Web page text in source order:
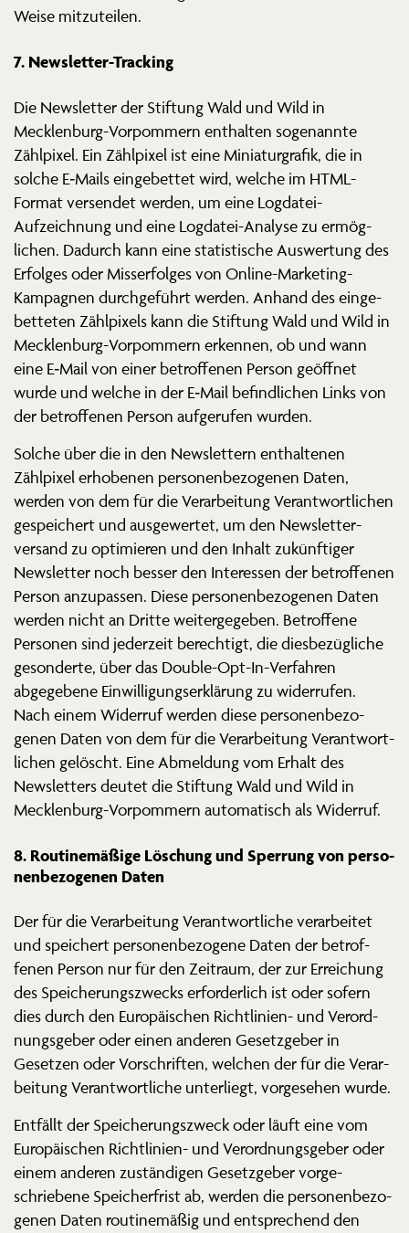
Weise mitzuteilen.
7. Newsletter-Tracking
Die Newsletter der Stiftung Wald und Wild in
Mecklenburg-Vorpommern enthalten sogenannte
Zählpixel. Ein Zählpixel ist eine Minia­tur­grafik, die in
solche E‑Mails einge­bettet wird, welche im HTML-
Format versendet werden, um eine Logdatei-
Aufzeichnung und eine Logdatei-Analyse zu ermög­
lichen. Dadurch kann eine statis­tische Auswertung des
Erfolges oder Misserfolges von Online-Marketing-
Kampagnen durch­ge­führt werden. Anhand des einge­
bet­teten Zählpixels kann die Stiftung Wald und Wild in
Mecklenburg-Vorpommern erkennen, ob und wann
eine E‑Mail von einer betrof­fenen Person geöffnet
wurde und welche in der E‑Mail befind­lichen Links von
der betrof­fenen Person aufge­rufen wurden.
Solche über die in den Newslettern enthal­tenen
Zählpixel erhobenen perso­nen­be­zo­genen Daten,
werden von dem für die Verar­beitung Verant­wort­lichen
gespei­chert und ausge­wertet, um den Newslet­ter­
versand zu optimieren und den Inhalt zukünf­tiger
Newsletter noch besser den Inter­essen der betrof­fenen
Person anzupassen. Diese perso­nen­be­zo­genen Daten
werden nicht an Dritte weiter­ge­geben. Betroffene
Personen sind jederzeit berechtigt, die diesbe­züg­liche
geson­derte, über das Double-Opt-In-Verfahren
abgegebene Einwil­li­gungs­er­klärung zu wider­rufen.
Nach einem Widerruf werden diese perso­nen­be­zo­
genen Daten von dem für die Verar­beitung Verant­wort­
lichen gelöscht. Eine Abmeldung vom Erhalt des
Newsletters deutet die Stiftung Wald und Wild in
Mecklenburg-Vorpommern automa­tisch als Widerruf.
8. Routi­ne­mäßige Löschung und Sperrung von perso­
nen­be­zo­genen Daten
Der für die Verar­beitung Verant­wort­liche verar­beitet
und speichert perso­nen­be­zogene Daten der betrof­
fenen Person nur für den Zeitraum, der zur Errei­chung
des Speiche­rungs­zwecks erfor­derlich ist oder sofern
dies durch den Europäi­schen Richt­linien- und Verord­
nungs­geber oder einen anderen Gesetz­geber in
Gesetzen oder Vorschriften, welchen der für die Verar­
beitung Verant­wort­liche unter­liegt, vorge­sehen wurde.
Entfällt der Speiche­rungs­zweck oder läuft eine vom
Europäi­schen Richt­linien- und Verord­nungs­geber oder
einem anderen zustän­digen Gesetz­geber vorge­
schriebene Speicher­frist ab, werden die perso­nen­be­zo­
genen Daten routi­ne­mäßig und entspre­chend den